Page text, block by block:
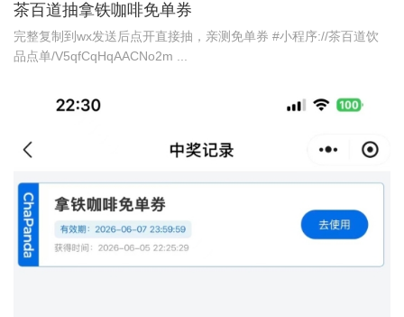
茶百道抽拿铁咖啡免单券
完整复制到wx发送后点开直接抽，亲测免单券 #小程序://茶百道饮
品点单/V5qfCqHqAACNo2m ...